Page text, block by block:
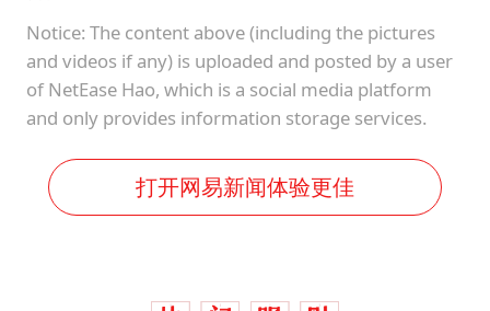
Notice: The content above (including the pictures
and videos if any) is uploaded and posted by a user
of NetEase Hao, which is a social media platform
and only provides information storage services.
打开网易新闻体验更佳